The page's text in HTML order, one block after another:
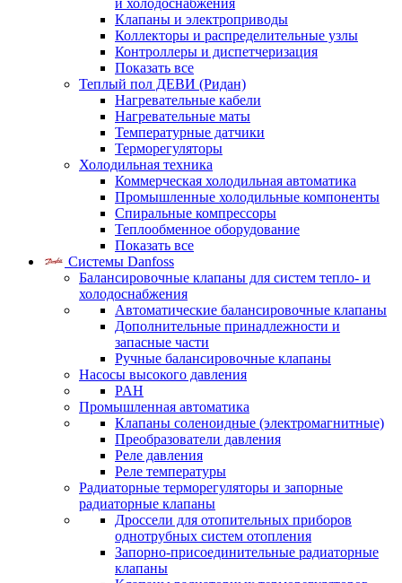
и холодоснабжения
Клапаны и электроприводы
Коллекторы и распределительные узлы
Контроллеры и диспетчеризация
Показать все
Теплый пол ДЕВИ (Ридан)
Нагревательные кабели
Нагревательные маты
Температурные датчики
Терморегуляторы
Холодильная техника
Коммерческая холодильная автоматика
Промышленные холодильные компоненты
Спиральные компрессоры
Теплообменное оборудование
Показать все
Системы Danfoss
Балансировочные клапаны для систем тепло- и
холодоснабжения
Автоматические балансировочные клапаны
Дополнительные принадлежности и
запасные части
Ручные балансировочные клапаны
Насосы высокого давления
PAH
Промышленная автоматика
Клапаны соленоидные (электромагнитные)
Преобразователи давления
Реле давления
Реле температуры
Радиаторные терморегуляторы и запорные
радиаторные клапаны
Дроссели для отопительных приборов
однотрубных систем отопления
Запорно-присоединительные радиаторные
клапаны